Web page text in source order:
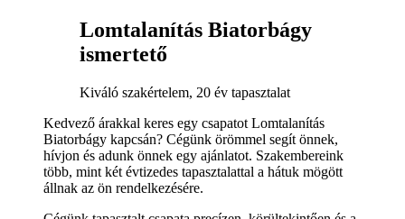
Lomtalanítás Biatorbágy
ismertető
Kiváló szakértelem, 20 év tapasztalat
Kedvező árakkal keres egy csapatot Lomtalanítás
Biatorbágy kapcsán? Cégünk örömmel segít önnek,
hívjon és adunk önnek egy ajánlatot. Szakembereink
több, mint két évtizedes tapasztalattal a hátuk mögött
állnak az ön rendelkezésére.